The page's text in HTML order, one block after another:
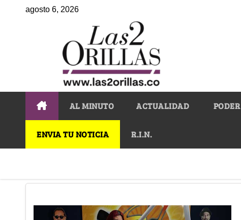
agosto 6, 2026
AL MINUTO ACTUALIDAD PODER
ENVIA TU NOTICIA R.I.N.